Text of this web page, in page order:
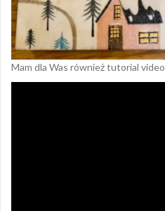
Mam dla Was również tutorial video